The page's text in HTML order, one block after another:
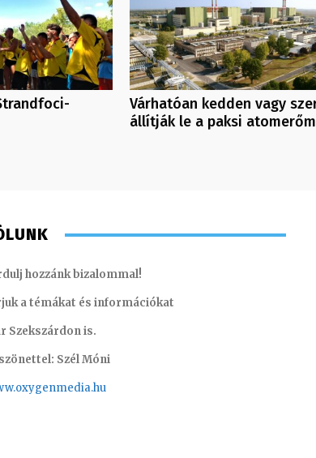
Várhatóan kedden vagy
állítják le a paksi
hozzánk bizalommal!
a témákat és információkat
Szekszárdon is.
Szél Móni